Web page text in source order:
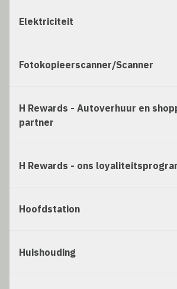
Elektriciteit
Fotokopieerscanner/Scanner
H Rewards - Autoverhuur en
partner
H Rewards - ons
Hoofdstation
Huishouding